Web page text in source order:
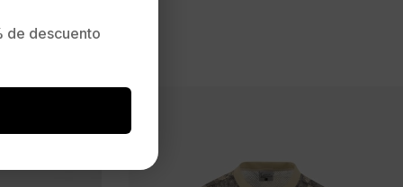
de descuento